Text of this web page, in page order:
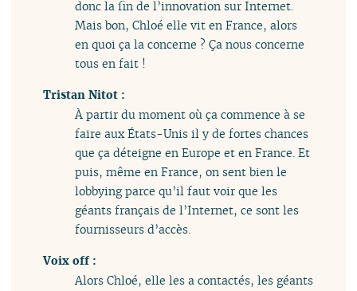
donc la fin de l’innovation sur Internet.
Mais bon, Chloé elle vit en France, alors
en quoi ça la concerne ? Ça nous concerne
tous en fait !
Tristan Nitot :
À partir du moment où ça commence à se
faire aux États-Unis il y de fortes chances
que ça déteigne en Europe et en France. Et
puis, même en France, on sent bien le
lobbying parce qu’il faut voir que les
géants français de l’Internet, ce sont les
fournisseurs d’accès.
Voix off :
Alors Chloé, elle les a contactés, les géants